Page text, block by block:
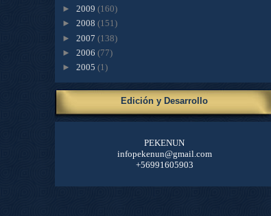
► 2009 (160)
► 2008 (151)
► 2007 (138)
► 2006 (77)
► 2005 (1)
Edición y Desarrollo
PEKENUN
infopekenun@gmail.com
+56991605903